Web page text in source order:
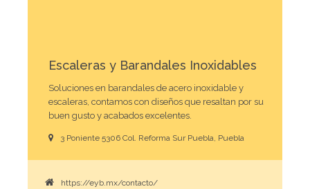
Escaleras y Barandales Inoxidables
Soluciones en barandales de acero inoxidable y
escaleras, contamos con diseños que resaltan por su
buen gusto y acabados excelentes.
3 Poniente 5306 Col. Reforma Sur Puebla, Puebla
https://eyb.mx/contacto/